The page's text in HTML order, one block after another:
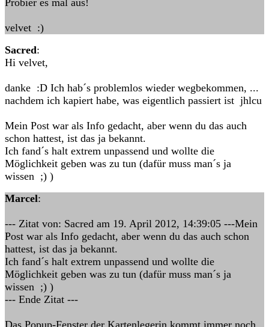
Probier es mal aus!
velvet :)
Sacred:
Hi velvet,
danke :D Ich hab´s problemlos wieder wegbekommen, ...
nachdem ich kapiert habe, was eigentlich passiert ist jhlcu
Mein Post war als Info gedacht, aber wenn du das auch
schon hattest, ist das ja bekannt.
Ich fand´s halt extrem unpassend und wollte die
Möglichkeit geben was zu tun (dafür muss man´s ja
wissen ;) )
Marcel:
--- Zitat von: Sacred am 19. April 2012, 14:39:05 ---Mein
Post war als Info gedacht, aber wenn du das auch schon
hattest, ist das ja bekannt.
Ich fand´s halt extrem unpassend und wollte die
Möglichkeit geben was zu tun (dafür muss man´s ja
wissen ;) )
--- Ende Zitat ---
Das Popup-Fenster der Kartenlegerin kommt immer noch